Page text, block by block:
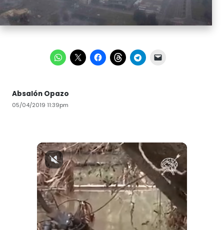
Absalón Opazo
05/04/2019 11:39pm